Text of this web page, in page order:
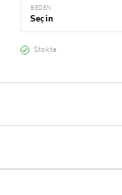
BEDEN
Stokta